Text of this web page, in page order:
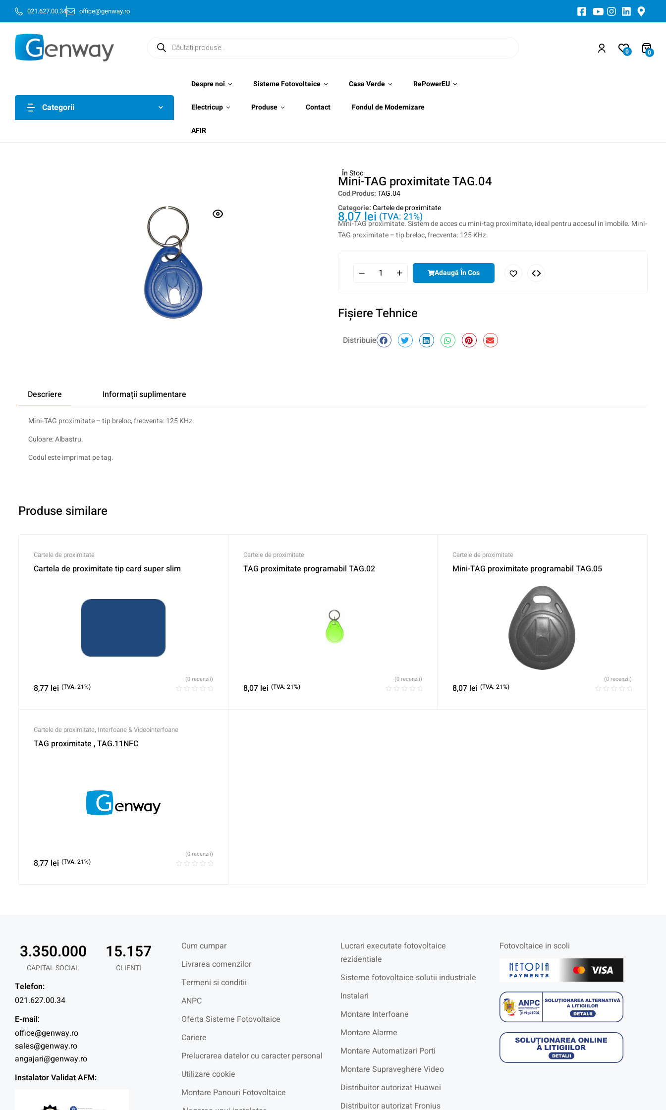
021.627.00.34 office@genway.ro
0 0
Categorii
Despre noi Sisteme Fotovoltaice Casa Verde RePowerEU
Electricup Produse Contact Fondul de Modernizare
AFIR
În Stoc
Mini-TAG proximitate TAG.04
Cod Produs:TAG.04
Categorie:Cartele de proximitate
8,07lei (TVA: 21%)
Mini-TAG proximitate. Sistem de acces cu mini-tag proximitate, ideal pentru accesul in imobile. Mini-
TAG proximitate – tip breloc, frecventa: 125 KHz.
Adaugă În Cos
Fişiere Tehnice
Distribuie
Descriere Informații suplimentare
Mini-TAG proximitate – tip breloc, frecventa: 125 KHz.
Culoare: Albastru.
Codul este imprimat pe tag.
Produse similare
Cartele de proximitate
Cartela de proximitate tip card super slim
8,77 lei (TVA: 21%)
(0 recenzii)
Cartele de proximitate
TAG proximitate programabil TAG.02
8,07 lei (TVA: 21%)
(0 recenzii)
Cartele de proximitate
Mini-TAG proximitate programabil TAG.05
8,07 lei (TVA: 21%)
(0 recenzii)
Cartele de proximitate, Interfoane & Videointerfoane
TAG proximitate , TAG.11NFC
8,77 lei (TVA: 21%)
(0 recenzii)
CAPITAL SOCIAL
3.350.000
CLIENTI
15.157
Telefon:
021.627.00.34
E-mail:
office@genway.ro
sales@genway.ro
angajari@genway.ro
Instalator Validat AFM:
Cum cumpar
Livrarea comenzilor
Termeni si conditii
ANPC
Oferta Sisteme Fotovoltaice
Cariere
Prelucrarea datelor cu caracter personal
Utilizare cookie
Montare Panouri Fotovoltaice
Lucrari executate fotovoltaice
rezidentiale
Sisteme fotovoltaice solutii industriale
Instalari
Montare Interfoane
Montare Alarme
Montare Automatizari Porti
Montare Supraveghere Video
Distribuitor autorizat Huawei
Distribuitor autorizat Fronius
Fotovoltaice in scoli